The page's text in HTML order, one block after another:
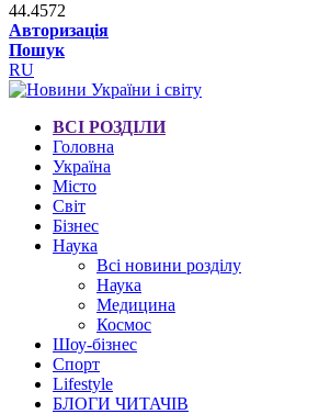
44.4572
Авторизація
Пошук
RU
ВСІ РОЗДІЛИ
Головна
Україна
Місто
Світ
Бізнес
Наука
Всі новини розділу
Наука
Медицина
Космос
Шоу-бізнес
Спорт
Lifestyle
БЛОГИ ЧИТАЧІВ